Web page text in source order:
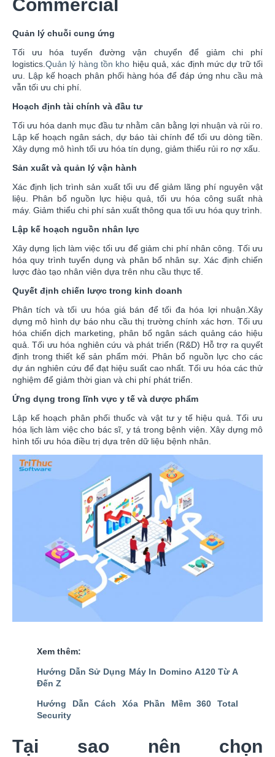
Commercial
Quản lý chuỗi cung ứng
Tối ưu hóa tuyến đường vận chuyển để giảm chi phí
logistics. Quản lý hàng tồn kho hiệu quả, xác định mức dự trữ tối
ưu. Lập kế hoạch phân phối hàng hóa để đáp ứng nhu cầu mà
vẫn tối ưu chi phí.
Hoạch định tài chính và đầu tư
Tối ưu hóa danh mục đầu tư nhằm cân bằng lợi nhuận và rủi ro.
Lập kế hoạch ngân sách, dự báo tài chính để tối ưu dòng tiền.
Xây dựng mô hình tối ưu hóa tín dụng, giảm thiểu rủi ro nợ xấu.
Sản xuất và quản lý vận hành
Xác định lịch trình sản xuất tối ưu để giảm lãng phí nguyên vật
liệu. Phân bổ nguồn lực hiệu quả, tối ưu hóa công suất nhà
máy. Giảm thiểu chi phí sản xuất thông qua tối ưu hóa quy trình.
Lập kế hoạch nguồn nhân lực
Xây dựng lịch làm việc tối ưu để giảm chi phí nhân công. Tối ưu
hóa quy trình tuyển dụng và phân bổ nhân sự. Xác định chiến
lược đào tạo nhân viên dựa trên nhu cầu thực tế.
Quyết định chiến lược trong kinh doanh
Phân tích và tối ưu hóa giá bán để tối đa hóa lợi nhuận.Xây
dựng mô hình dự báo nhu cầu thị trường chính xác hơn. Tối ưu
hóa chiến dịch marketing, phân bổ ngân sách quảng cáo hiệu
quả. Tối ưu hóa nghiên cứu và phát triển (R&D) Hỗ trợ ra quyết
định trong thiết kế sản phẩm mới. Phân bổ nguồn lực cho các
dự án nghiên cứu để đạt hiệu suất cao nhất. Tối ưu hóa các thử
nghiệm để giảm thời gian và chi phí phát triển.
Ứng dụng trong lĩnh vực y tế và dược phẩm
Lập kế hoạch phân phối thuốc và vật tư y tế hiệu quả. Tối ưu
hóa lịch làm việc cho bác sĩ, y tá trong bệnh viện. Xây dựng mô
hình tối ưu hóa điều trị dựa trên dữ liệu bệnh nhân.
Xem thêm:
Hướng Dẫn Sử Dụng Máy In Domino A120 Từ A
Đến Z
Hướng Dẫn Cách Xóa Phần Mềm 360 Total
Security
Tại sao nên chọn